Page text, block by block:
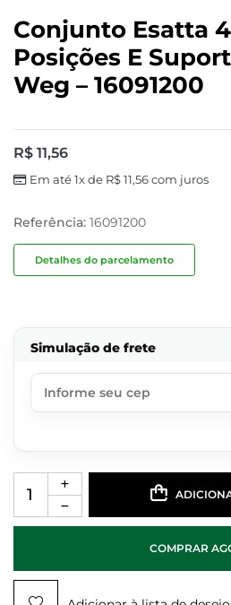
Conjunto Esatta
Posições E
Weg – 16091200
R$ 11,56
Em até 1x de R$11,56com juros
Referência: 16091200
Detalhes do parcelamento
Simulação de frete
COMPRAR